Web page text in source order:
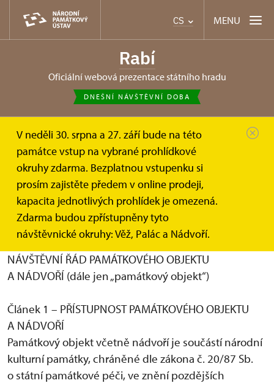
CS MENU
Rabí
oficiální webová prezentace státního hradu
DNEŠNÍ NÁVŠTĚVNÍ DOBA
V neděli 30. srpna a 27. září bude na této
památce vstup na vybrané prohlídkové
okruhy zdarma. Bezplatnou vstupenku si
prosím zajistěte předem v online prodeji,
kapacita jednotlivých prohlídek je omezená.
Zdarma budou zpřístupněny tyto
návštěvnické okruhy: Věž, Palác a Nádvoří.
Rabí Informace pro návštěvníky Návštěvní řád
Návštěvní řád státního hradu Rabí
Národní památkový ústav, územní památková správa
v Českých Budějovicích
NÁVŠTĚVNÍ ŘÁD PAMÁTKOVÉHO OBJEKTU
A NÁDVOŘÍ (dále jen „památkový objekt“)
Článek 1 – PŘÍSTUPNOST PAMÁTKOVÉHO OBJEKTU
A NÁDVOŘÍ
Památkový objekt včetně nádvoří je součástí národní
kulturní památky, chráněné dle zákona č. 20/87 Sb.
o státní památkové péči, ve znění pozdějších